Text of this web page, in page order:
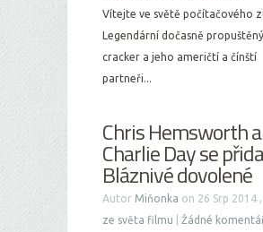
Vítejte ve světě počítačového
Legendární dočasně propuštěný
cracker a jeho američtí a čínští
partneři...
Chris Hemsworth a
Charlie Day se
Bláznivé dovolené
Autor Miňonka on 26 Srp 2014 ,
ze světa filmu
Žádné